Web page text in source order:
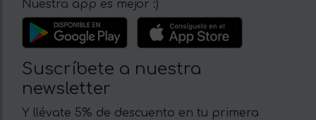
Nuestra app es mejor :)
Suscríbete a nuestra
newsletter
Y llévate 5% de descuento en tu primera